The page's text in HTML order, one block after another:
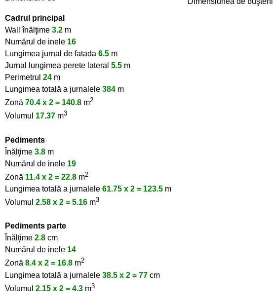
Cadrul principal
Wall înălţime 3.2 m
Numărul de inele 16
Lungimea jurnal de fatada 6.5 m
Jurnal lungimea perete lateral 5.5 m
Perimetrul 24 m
Lungimea totală a jurnalele 384 m
Zonă 70.4 x 2 = 140.8 m2
Volumul 17.37 m3
Pediments
Înălţime 3.8 m
Numărul de inele 19
Zonă 11.4 x 2 = 22.8 m2
Lungimea totală a jurnalele 61.75 x 2 = 123.5 m
Volumul 2.58 x 2 = 5.16 m3
Pediments parte
Înălţime 2.8 cm
Numărul de inele 14
Zonă 8.4 x 2 = 16.8 m2
Lungimea totală a jurnalele 38.5 x 2 = 77 cm
Volumul 2.15 x 2 = 4.3 m3